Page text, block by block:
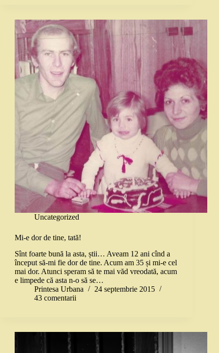
Uncategorized
Mi-e dor de tine, tată!
Sînt foarte bună la asta, știi… Aveam 12 ani cînd a
început să-mi fie dor de tine. Acum am 35 și mi-e cel
mai dor. Atunci speram să te mai văd vreodată, acum
e limpede că asta n-o să se…
Printesa Urbana
24 septembrie 2015
43 comentarii